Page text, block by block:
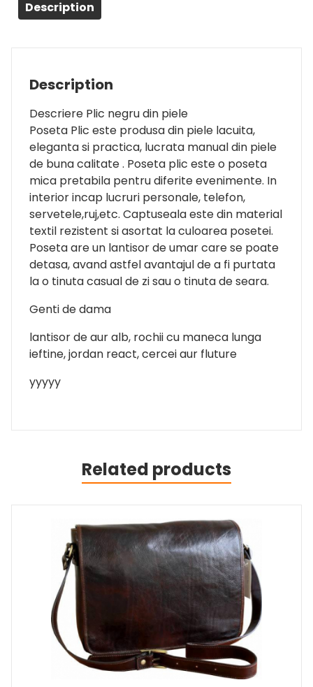
Description
Description
Descriere Plic negru din piele
Poseta Plic este produsa din piele lacuita,
eleganta si practica, lucrata manual din piele
de buna calitate . Poseta plic este o poseta
mica pretabila pentru diferite evenimente. In
interior incap lucruri personale, telefon,
servetele,ruj,etc. Captuseala este din material
textil rezistent si asortat la culoarea posetei.
Poseta are un lantisor de umar care se poate
detasa, avand astfel avantajul de a fi purtata
la o tinuta casual de zi sau o tinuta de seara.
Genti de dama
lantisor de aur alb, rochii cu maneca lunga
ieftine, jordan react, cercei aur fluture
yyyyy
Related products